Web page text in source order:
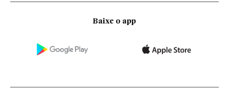
Baixe o app